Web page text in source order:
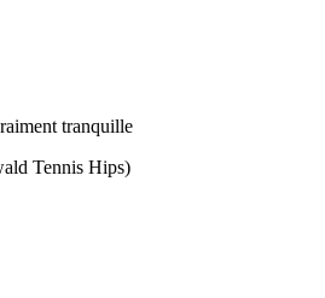
tranquille
Tennis Hips)